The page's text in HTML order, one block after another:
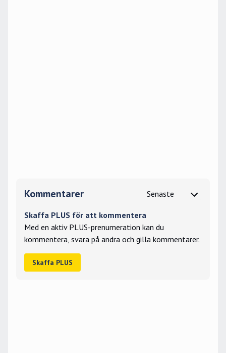
Kommentarer
Skaffa PLUS för att kommentera
Med en aktiv PLUS-prenumeration kan du
kommentera, svara på andra och gilla kommentarer.
Skaffa PLUS